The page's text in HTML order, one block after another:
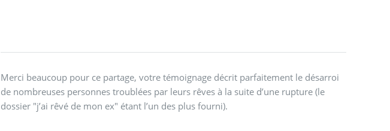
Merci beaucoup pour ce partage, votre témoignage décrit parfaitement le désarroi
de nombreuses personnes troublées par leurs rêves à la suite d’une rupture (le
dossier "j’ai rêvé de mon ex" étant l’un des plus fourni).